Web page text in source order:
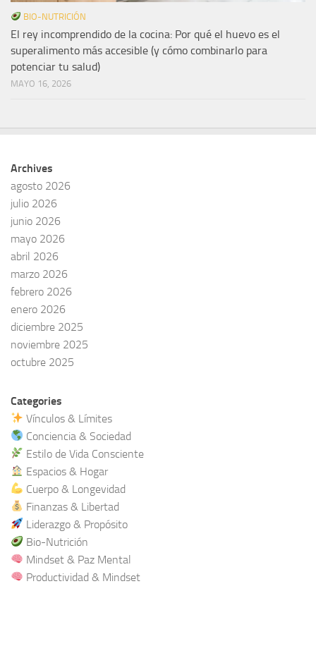
BIO-NUTRICIÓN
El rey incomprendido de la cocina: Por qué el huevo es el
superalimento más accesible (y cómo combinarlo para
potenciar tu salud)
MAYO 16, 2026
Archives
agosto 2026
julio 2026
junio 2026
mayo 2026
abril 2026
marzo 2026
febrero 2026
enero 2026
diciembre 2025
noviembre 2025
octubre 2025
Categories
Vínculos & Límites
Conciencia & Sociedad
Estilo de Vida Consciente
Espacios & Hogar
Cuerpo & Longevidad
Finanzas & Libertad
Liderazgo & Propósito
Bio-Nutrición
Mindset & Paz Mental
Productividad & Mindset